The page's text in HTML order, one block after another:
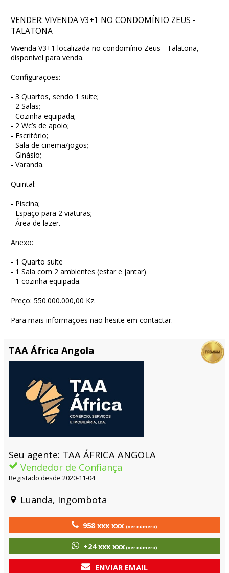
VENDER: VIVENDA V3+1 NO CONDOMÍNIO ZEUS -
TALATONA
Vivenda V3+1 localizada no condomínio Zeus - Talatona,
disponível para venda.
Configurações:
- 3 Quartos, sendo 1 suite;
- 2 Salas;
- Cozinha equipada;
- 2 Wc’s de apoio;
- Escritório;
- Sala de cinema/jogos;
- Ginásio;
- Varanda.
Quintal:
- Piscina;
- Espaço para 2 viaturas;
- Área de lazer.
Anexo:
- 1 Quarto suíte
- 1 Sala com 2 ambientes (estar e jantar)
- 1 cozinha equipada.
Preço: 550.000.000,00 Kz.
Para mais informações não hesite em contactar.
TAA África Angola
Seu agente: TAA ÁFRICA ANGOLA
Vendedor de Confiança
Registado desde 2020-11-04
Luanda, Ingombota
958 xxx xxx(ver número)
+24 xxx xxx(ver número)
ENVIAR EMAIL